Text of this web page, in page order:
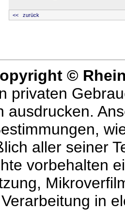
<< zurück
©
privaten
ausdrucken.
aller seiner
vorbehalten
Verarbeitung in